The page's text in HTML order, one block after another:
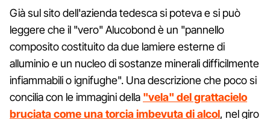
Già sul sito dell'azienda tedesca si poteva e si può
leggere che il "vero" Alucobond è un "pannello
composito costituito da due lamiere esterne di
alluminio e un nucleo di sostanze minerali difficilmente
infiammabili o ignifughe". Una descrizione che poco si
concilia con le immagini della "vela" del grattacielo
bruciata come una torcia imbevuta di alcol, nel giro